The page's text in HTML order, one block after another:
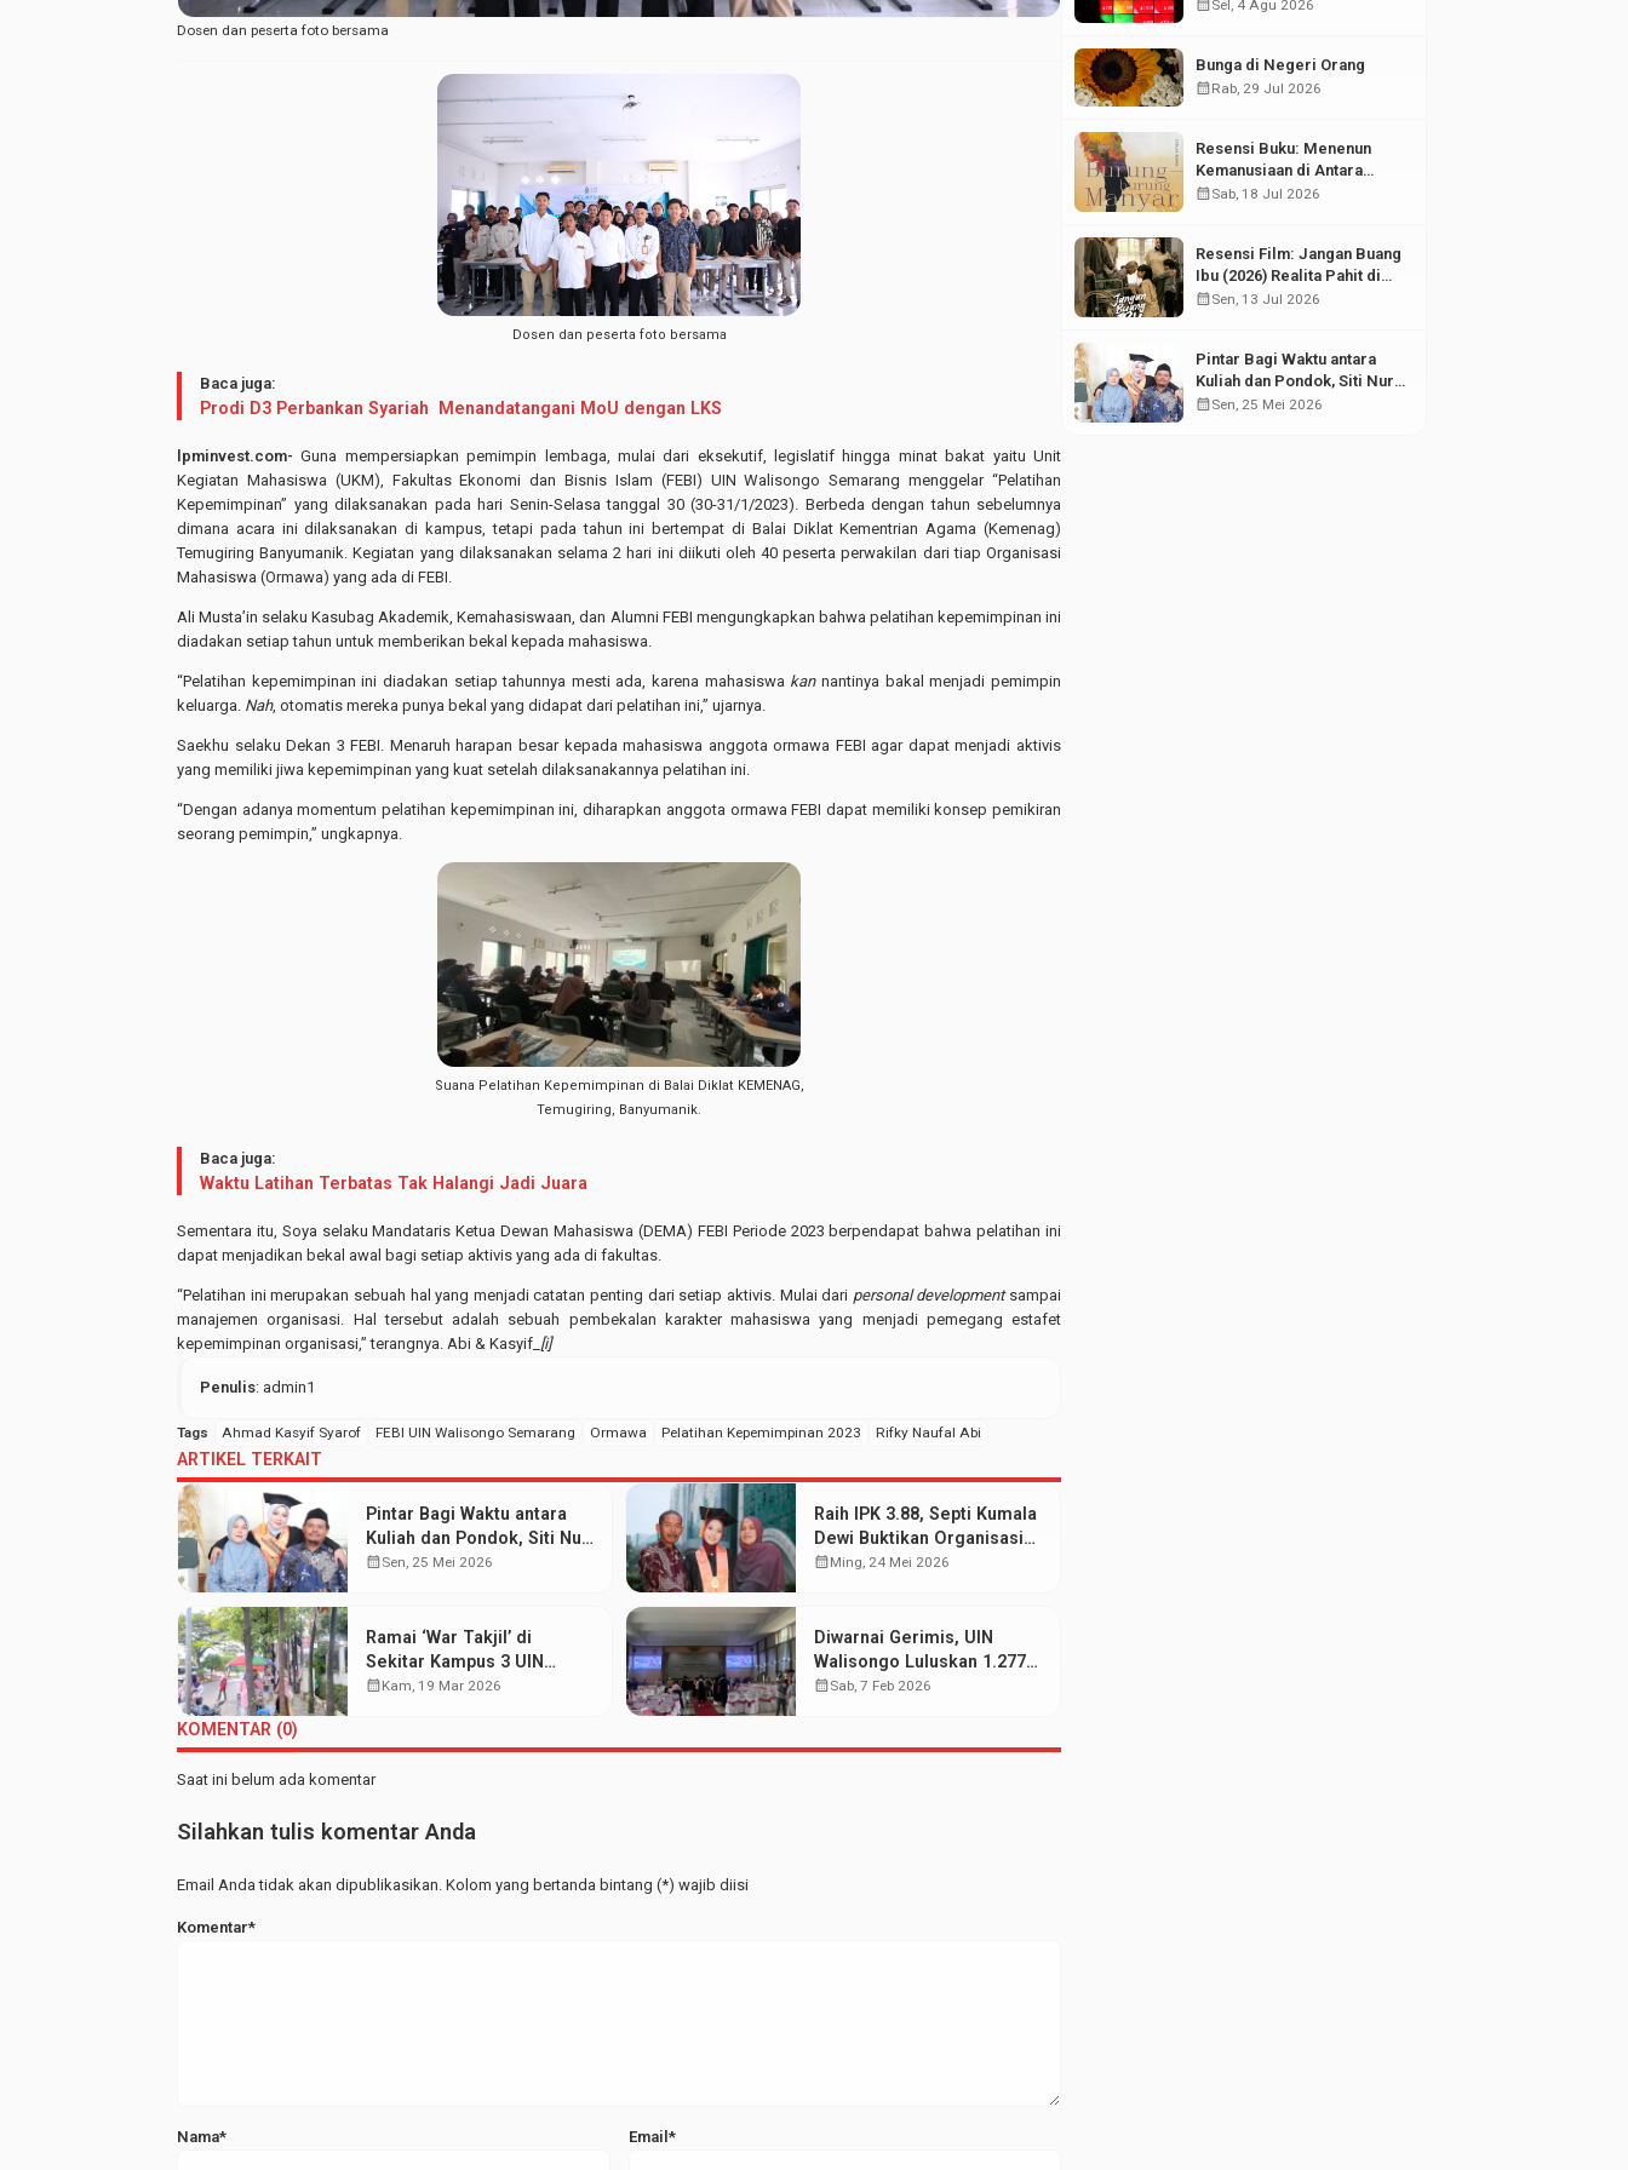
Dosen dan peserta foto bersama
Dosen dan peserta foto bersama
Baca juga:
Prodi D3 Perbankan Syariah Menandatangani MoU dengan LKS
lpminvest.com- Guna mempersiapkan pemimpin lembaga, mulai dari eksekutif, legislatif hingga minat bakat yaitu Unit
Kegiatan Mahasiswa (UKM), Fakultas Ekonomi dan Bisnis Islam (FEBI) UIN Walisongo Semarang menggelar “Pelatihan
Kepemimpinan” yang dilaksanakan pada hari Senin-Selasa tanggal 30 (30-31/1/2023). Berbeda dengan tahun sebelumnya
dimana acara ini dilaksanakan di kampus, tetapi pada tahun ini bertempat di Balai Diklat Kementrian Agama (Kemenag)
Temugiring Banyumanik. Kegiatan yang dilaksanakan selama 2 hari ini diikuti oleh 40 peserta perwakilan dari tiap Organisasi
Mahasiswa (Ormawa) yang ada di FEBI.
Ali Musta’in selaku Kasubag Akademik, Kemahasiswaan, dan Alumni FEBI mengungkapkan bahwa pelatihan kepemimpinan ini
diadakan setiap tahun untuk memberikan bekal kepada mahasiswa.
“Pelatihan kepemimpinan ini diadakan setiap tahunnya mesti ada, karena mahasiswa kannantinya bakal menjadi pemimpin
keluarga. Nah, otomatis mereka punya bekal yang didapat dari pelatihan ini,” ujarnya.
Saekhu selaku Dekan 3 FEBI. Menaruh harapan besar kepada mahasiswa anggota ormawa FEBI agar dapat menjadi aktivis
yang memiliki jiwa kepemimpinan yang kuat setelah dilaksanakannya pelatihan ini.
“Dengan adanya momentum pelatihan kepemimpinan ini, diharapkan anggota ormawa FEBI dapat memiliki konsep pemikiran
seorang pemimpin,” ungkapnya.
Suana Pelatihan Kepemimpinan di Balai Diklat KEMENAG,
Temugiring, Banyumanik.
Baca juga:
Waktu Latihan Terbatas Tak Halangi Jadi Juara
Sementara itu, Soya selaku Mandataris Ketua Dewan Mahasiswa (DEMA) FEBI Periode 2023 berpendapat bahwa pelatihan ini
dapat menjadikan bekal awal bagi setiap aktivis yang ada di fakultas.
“Pelatihan ini merupakan sebuah hal yang menjadi catatan penting dari setiap aktivis. Mulai dari personal developmentsampai
manajemen organisasi. Hal tersebut adalah sebuah pembekalan karakter mahasiswa yang menjadi pemegang estafet
kepemimpinan organisasi,” terangnya. Abi & Kasyif _[i]
Penulis: admin1
Tags Ahmad Kasyif Syarof FEBI UIN Walisongo Semarang Ormawa Pelatihan Kepemimpinan 2023 Rifky Naufal Abi
ARTIKEL TERKAIT
Pintar Bagi Waktu antara
Kuliah dan Pondok, Siti Nur
Aisyah Sabet Gelar
calendar_monthSen, 25 Mei 2026
Raih IPK 3.88, Septi Kumala
Dewi Buktikan Organisasi
dan Prestasi Akademik
calendar_monthMing, 24 Mei 2026
Ramai ‘War Takjil’ di
Sekitar Kampus 3 UIN
Walisongo: Mahasiswa
calendar_monthKam, 19 Mar 2026
Diwarnai Gerimis, UIN
Walisongo Luluskan 1.277
Mahasiswa pada Wisuda
calendar_monthSab, 7 Feb 2026
KOMENTAR (0)
Saat ini belum ada komentar
Silahkan tulis komentar Anda
Email Anda tidak akan dipublikasikan. Kolom yang bertanda bintang (*) wajib diisi
Komentar*
Nama* Email*
calendar_month Sel, 4 Agu 2026
Bunga di Negeri Orang
calendar_monthRab, 29 Jul 2026
Resensi Buku: Menenun
Kemanusiaan di Antara
Puing Sejarah
calendar_monthSab, 18 Jul 2026
Resensi Film: Jangan Buang
Ibu (2026) Realita Pahit di
Balik Kesuksesan Anak
calendar_monthSen, 13 Jul 2026
Pintar Bagi Waktu antara
Kuliah dan Pondok, Siti Nur
Aisyah Sabet Gelar
calendar_monthSen, 25 Mei 2026